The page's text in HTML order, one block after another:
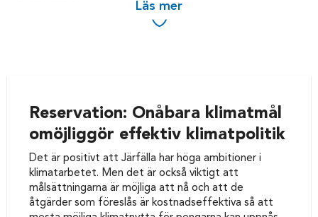
Jag engagerade mig politiskt därför att jag tror att lokala
beslut spelar stor roll för människors vardag. Skolorna våra
barn går i, tryggheten i bostadsområdena, hur kommunen
utvecklas och hur skattepengarna används är frågor som
påverkar oss varje dag.
För mig handlar politik om att ta ansvar för framtiden. Inte
bara för nästa budgetår, utan för vilket Järfälla vi lämnar
Läs mer
Reservation: Onåbara klimatmål
omöjliggör effektiv klimatpolitik
Det är positivt att Järfälla har höga ambitioner i
klimatarbetet. Men det är också viktigt att
målsättningarna är möjliga att nå och att de
åtgärder som föreslås är kostnadseffektiva så att